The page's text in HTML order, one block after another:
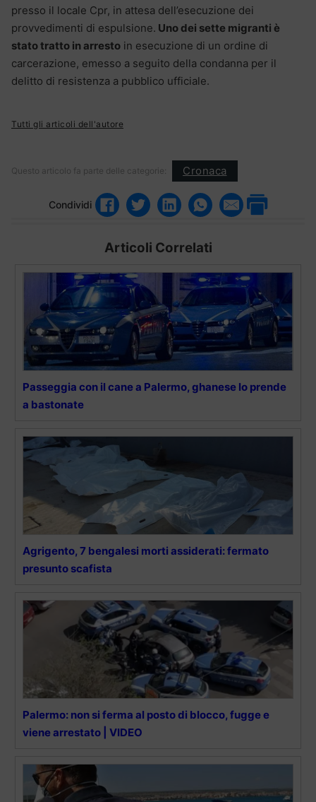
presso il locale Cpr, in attesa dell’esecuzione dei
provvedimenti di espulsione. Uno dei sette migranti è
stato tratto in arresto in esecuzione di un ordine di
carcerazione, emesso a seguito della condanna per il
delitto di resistenza a pubblico ufficiale.
Tutti gli articoli dell'autore
Questo articolo fa parte delle categorie: Cronaca
Condividi
Articoli Correlati
Passeggia con il cane a Palermo, ghanese lo prende
a bastonate
Agrigento, 7 bengalesi morti assiderati: fermato
presunto scafista
Palermo: non si ferma al posto di blocco, fugge e
viene arrestato | VIDEO